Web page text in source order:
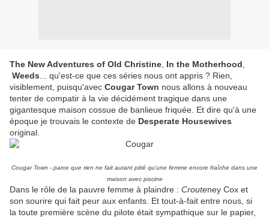
The New Adventures of Old Christine In the Motherhood
Weeds ... qu'est-ce que ces séries nous ont appris ? Rien,
visiblement, puisqu'avec Cougar Town nous allons à nouveau
tenter de compatir à la vie décidément tragique dans une
gigantesque maison cossue de banlieue friquée. Et dire qu'à une
époque je trouvais le contexte de Desperate Housewives
original.
Cougar Town - parce que rien ne fait autant pitié qu'une femme encore fraîche dans une
maison avec piscine
Dans le rôle de la pauvre femme à plaindre : Crouteney Cox et
son sourire qui fait peur aux enfants. Et tout-à-fait entre nous, si
la toute première scène du pilote était sympathique sur le papier,